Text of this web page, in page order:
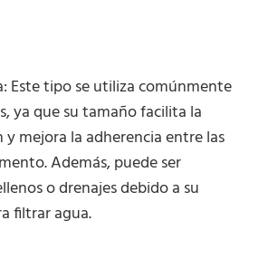
Este tipo se utiliza comúnmente
ya que su tamaño facilita la
mejora la adherencia entre las
Además, puede ser
o drenajes debido a su
filtrar agua.